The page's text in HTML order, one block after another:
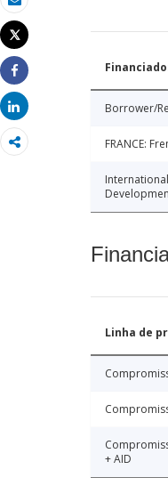
Email
Imprimir
Tweet
Share
Share
Borrower/
FRANCE:
Linha de
+ AID